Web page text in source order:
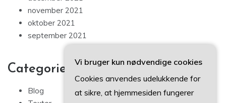
november 2021
oktober 2021
september 2021
Categories
Blog
Vi bruger kun nødvendige cookies
Cookies anvendes udelukkende for
at sikre, at hjemmesiden fungerer